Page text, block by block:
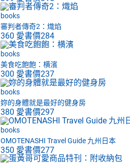
books
審判者傳奇2：熾焰
360 愛書價284
books
美食吃飽飽：横濱
300 愛書價237
books
妳的身體就是最好的健身房
380 愛書價297
books
OMOTENASHI Travel Guide 九州日本
350 愛書價277